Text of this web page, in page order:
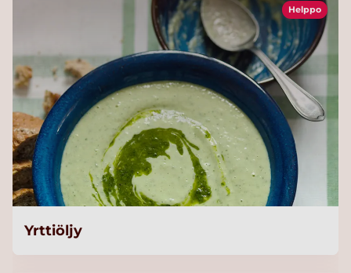
Helppo
Yrttiöljy